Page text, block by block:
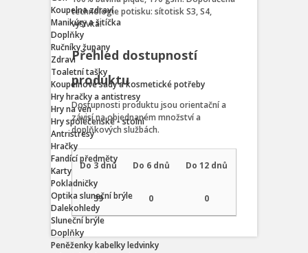
Koupelna zdraví
Manikúry a šitíčka
Doplňky
Ručníky župany
Zdraví
Toaletní tašky
Koupelnové sady a kosmetické potřeby
Hry hračky a antistresy
Hry na ven
Hry společenské - stolní
Antristresy
Hračky
Fandící předměty
Karty
Pokladničky
Optika sluneční brýle
Dalekohledy
Sluneční brýle
Doplňky
Peněženky kabelky ledvinky
technologie potisku: sítotisk S3, S4,
výšivka.
Přehled dostupností
produktu
Dostupnosti produktu jsou orientační a
závisí na objednaném množství a
doplňkových službách.
Do 3 dnů Do 6 dnů Do 12 dnů
39 0 0